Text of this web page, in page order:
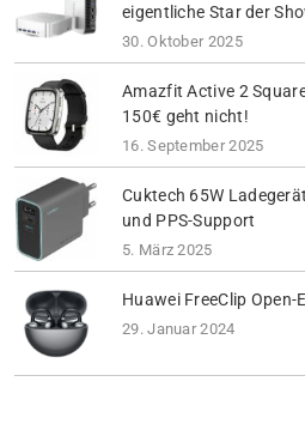
eigentliche Star der
30. Oktober 2025
Amazfit Active 2
150€ geht nicht!
16. September 2025
Cuktech 65W
und PPS-Support
5. März 2025
Huawei FreeClip
29. Januar 2024